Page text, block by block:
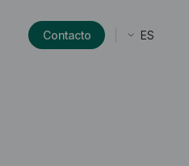
Contacto ES